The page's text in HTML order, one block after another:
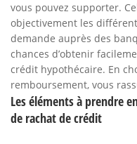
vous pouvez supporter.
objectivement les
demande auprès des
chances d’obtenir
crédit hypothécaire. En
remboursement, vous
Les éléments à prendre
de rachat de crédit